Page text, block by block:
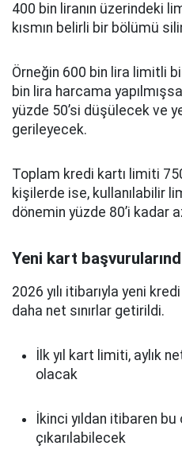
400 bin liranın üzerindeki
kısmın belirli bir bölümü
Örneğin 600 bin lira limitli
bin lira harcama
yüzde 50’si düşülecek ve
gerileyecek.
Toplam kredi kartı limiti
kişilerde ise, kullanılabilir
dönemin yüzde 80’i kadar
Yeni kart
2026 yılı itibarıyla yeni
daha net sınırlar getirildi.
İlk yıl kart limiti, aylık
olacak
İkinci yıldan itibaren
çıkarılabilecek